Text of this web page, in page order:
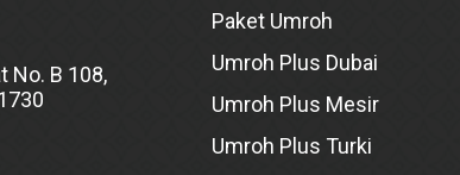
No. B 108,
Paket Umroh
Umroh Plus Dubai
Umroh Plus Mesir
Umroh Plus Turki